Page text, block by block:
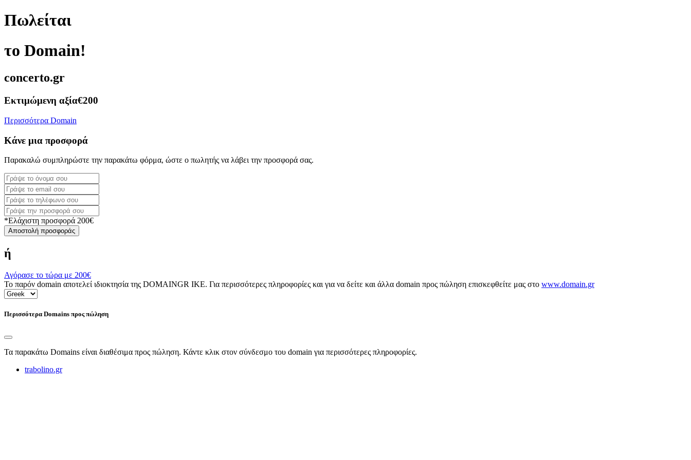
Πωλείται
το Domain!
concerto.gr
Εκτιμώμενη αξία€200
Περισσότερα Domain
Κάνε μια προσφορά
Παρακαλώ συμπληρώστε την παρακάτω φόρμα, ώστε ο πωλητής να λάβει την προσφορά σας.
*Ελάχιστη προσφορά 200€
Αποστολή προσφοράς
ή
Αγόρασε το τώρα με 200€
Το παρόν domain αποτελεί ιδιοκτησία της DOMAINGR ΙΚΕ. Για περισσότερες πληροφορίες και για να δείτε και άλλα domain προς πώληση επισκεφθείτε μας στο www.domain.gr
Περισσότερα Domains προς πώληση
Τα παρακάτω Domains είναι διαθέσιμα προς πώληση. Κάντε κλικ στον σύνδεσμο του domain για περισσότερες πληροφορίες.
trabolino.gr